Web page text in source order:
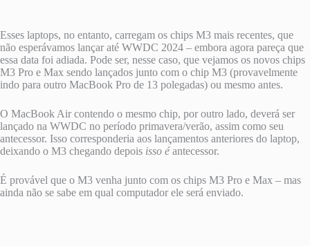
Esses laptops, no entanto, carregam os chips M3 mais recentes, que
não esperávamos lançar até WWDC 2024 – embora agora pareça que
essa data foi adiada. Pode ser, nesse caso, que vejamos os novos chips
M3 Pro e Max sendo lançados junto com o chip M3 (provavelmente
indo para outro MacBook Pro de 13 polegadas) ou mesmo antes.
O MacBook Air contendo o mesmo chip, por outro lado, deverá ser
lançado na WWDC no período primavera/verão, assim como seu
antecessor. Isso corresponderia aos lançamentos anteriores do laptop,
deixando o M3 chegando depois isso éantecessor.
É provável que o M3 venha junto com os chips M3 Pro e Max – mas
ainda não se sabe em qual computador ele será enviado.